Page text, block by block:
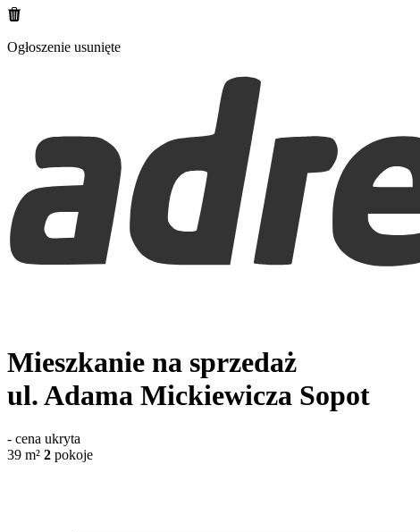
Ogłoszenie usunięte
Mieszkanie na sprzedaż
ul. Adama Mickiewicza Sopot
- cena ukryta
39 m² 2 pokoje